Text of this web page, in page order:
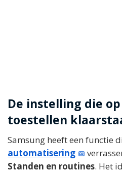
De instelling die
toestellen
Samsung heeft een functie
automatisering
Standen en routines. Het